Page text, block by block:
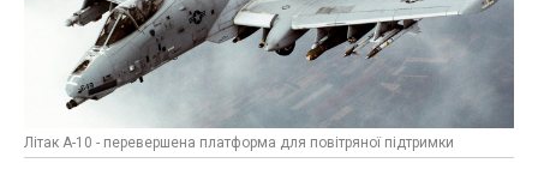
Літак A-10 - перевершена платформа для повітряної підтримки